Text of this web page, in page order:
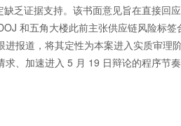
乏证据支持。该书面意见旨在直接回
和五角大楼此前主张供应链风险标签
报道，将其定性为本案进入实质审理
、加速进入 5 月 19 日辩论的程序节奏